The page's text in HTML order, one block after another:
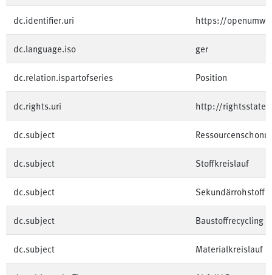
dc.identifier.uri https://
dc.language.iso ger
dc.relation.ispartofseries Position
dc.rights.uri http://
dc.subject
dc.subject Stoffkreislauf
dc.subject Sekundärrohstoff
dc.subject Baustoffrecycling
dc.subject Materialkreislauf